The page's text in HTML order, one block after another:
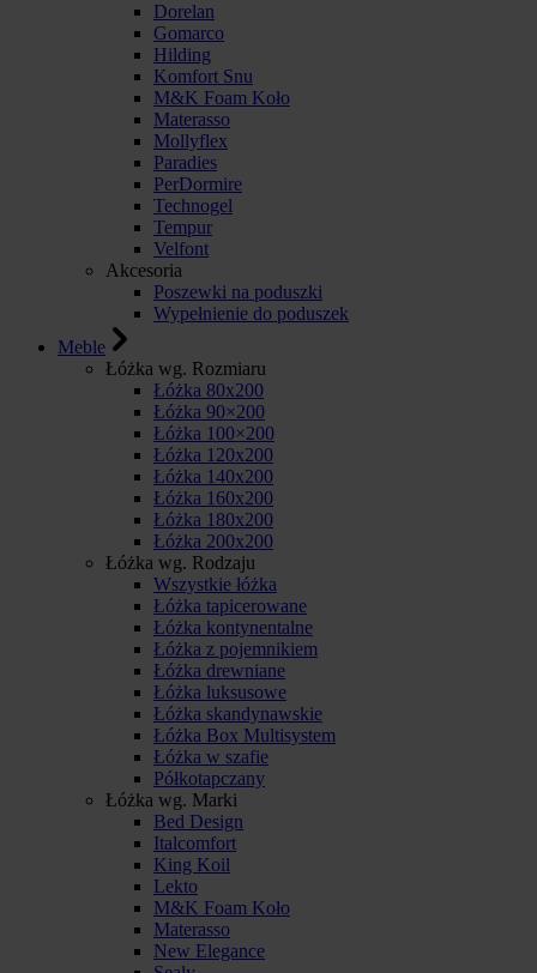
Dorelan
Gomarco
Hilding
Komfort Snu
M&K Foam Koło
Materasso
Mollyflex
Paradies
PerDormire
Technogel
Tempur
Velfont
Akcesoria
Poszewki na poduszki
Wypełnienie do poduszek
Meble
Łóżka wg. Rozmiaru
Łóżka 80x200
Łóżka 90×200
Łóżka 100×200
Łóżka 120x200
Łóżka 140x200
Łóżka 160x200
Łóżka 180x200
Łóżka 200x200
Łóżka wg. Rodzaju
Wszystkie łóżka
Łóżka tapicerowane
Łóżka kontynentalne
Łóżka z pojemnikiem
Łóżka drewniane
Łóżka luksusowe
Łóżka skandynawskie
Łóżka Box Multisystem
Łóżka w szafie
Półkotapczany
Łóżka wg. Marki
Bed Design
Italcomfort
King Koil
Lekto
M&K Foam Koło
Materasso
New Elegance